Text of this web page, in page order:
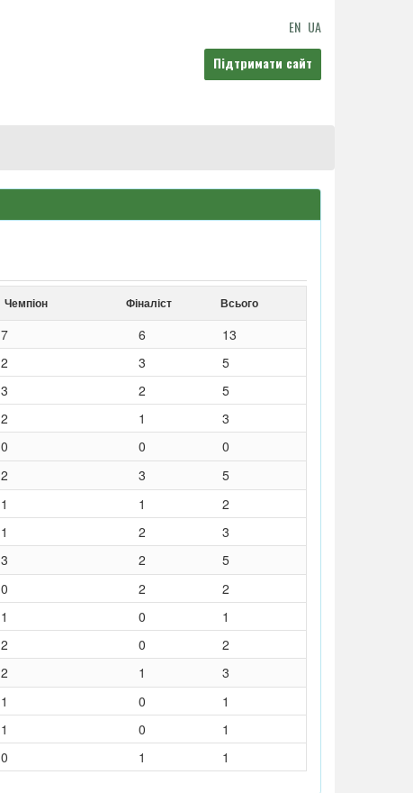
EN UA
Підтримати сайт
Чемпіон Фіналіст Всього
7 6
13
2 3
5
3 2
5
2 1 3
0 0 0
2 3
5
1 1
2
1 2 3
3 2
5
0 2
2
1 0
1
2 0 2
2 1
3
1 0
1
1 0
1
0 1 1